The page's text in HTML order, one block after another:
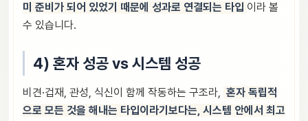
미 준비가 되어 있었기 때문에 성과로 연결되는 타입 이라 볼
수 있습니다.
4) 혼자 성공 vs 시스템 성공
비견·겁재, 관성, 식신이 함께 작동하는 구조라, 혼자 독립적
으로 모든 것을 해내는 타입이라기보다는, 시스템 안에서 최고